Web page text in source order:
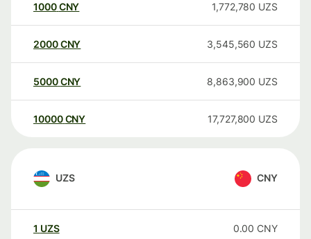
1000CNY 1,772,780 UZS
2000CNY 3,545,560 UZS
5000CNY 8,863,900 UZS
10000 CNY 17,727,800 UZS
UZS CNY
1 UZS 0.00 CNY